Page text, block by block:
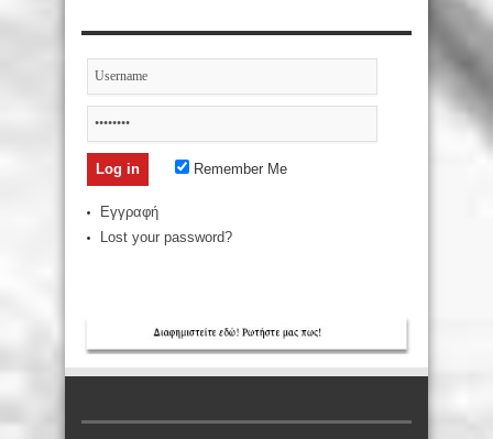
Remember Me
Εγγραφή
Lost your password?